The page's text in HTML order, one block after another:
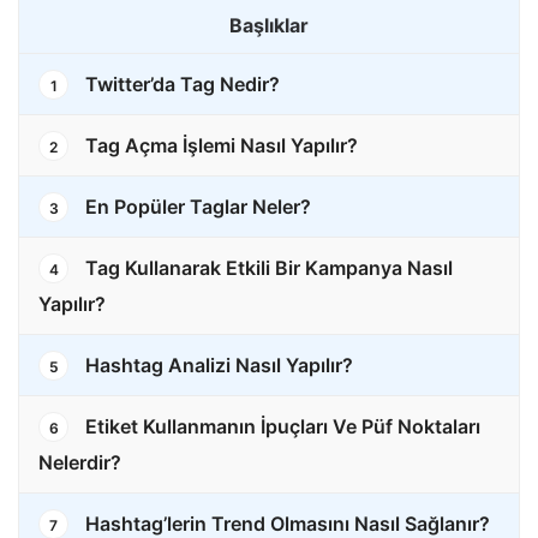
Başlıklar
1 Twitter’da Tag Nedir?
2 Tag Açma İşlemi Nasıl Yapılır?
3 En Popüler Taglar Neler?
4
Tag Kullanarak Etkili Bir Kampanya Nasıl
Yapılır?
5 Hashtag Analizi Nasıl Yapılır?
6
Etiket Kullanmanın İpuçları Ve Püf Noktaları
Nelerdir?
7 Hashtag’lerin Trend Olmasını Nasıl Sağlanır?